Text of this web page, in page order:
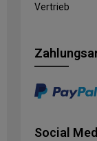
Vertrieb
Social